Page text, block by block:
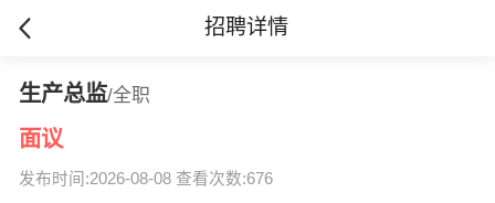
招聘详情
生产总监/全职
面议
发布时间:2026-08-08 查看次数:676